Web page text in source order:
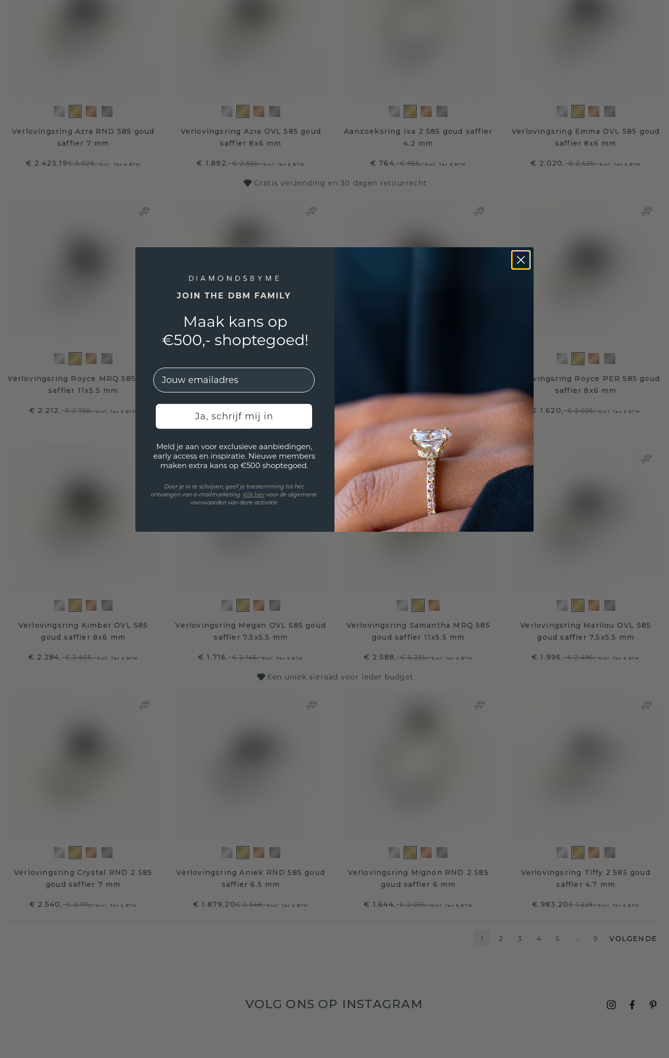
Verlovingsring Azra RND 585 goud
saffier 7 mm
€ 2.423,19€ 3.029,-Excl. Tax & BTW
Verlovingsring Azra OVL 585 goud
saffier 8x6 mm
€ 1.892,-€ 2.365,-Excl. Tax & BTW
Aanzoeksring Isa 2 585 goud saffier
4.2 mm
€ 764,-€ 955,-Excl. Tax & BTW
Verlovingsring Emma OVL 585 goud
saffier 8x6 mm
€ 2.020,-€ 2.525,-Excl. Tax & BTW
Gratis verzending en 30 dagen retourrecht
Verlovingsring Royce MRQ 585 goud
saffier 11x5.5 mm
€ 2.212,-€ 2.765,-Excl. Tax & BTW
Verlovingsring Emma RND 585 goud
saffier 6.5 mm
goud saffier 7,5x5,5 mm
Verlovingsring Royce PER 585 goud
saffier 8x6 mm
€ 1.620,-€ 2.025,-Excl. Tax & BTW
Gemaakt van duurzame en eerlijke materialen
Verlovingsring Kimber OVL 585
goud saffier 8x6 mm
€ 2.284,-€ 2.855,-Excl. Tax & BTW
Verlovingsring Megan OVL 585 goud
saffier 7,5x5,5 mm
€ 1.716,-€ 2.145,-Excl. Tax & BTW
Verlovingsring Samantha MRQ 585
goud saffier 11x5.5 mm
€ 2.588,-€ 3.235,-Excl. Tax & BTW
Verlovingsring Marilou OVL 585
goud saffier 7,5x5,5 mm
€ 1.996,-€ 2.495,-Excl. Tax & BTW
Een uniek sieraad voor ieder budget
Verlovingsring Crystal RND 2 585
goud saffier 7 mm
€ 2.540,-€ 3.175,-Excl. Tax & BTW
Verlovingsring Aniek RND 585 goud
saffier 6.5 mm
€ 1.879,20€ 2.349,-Excl. Tax & BTW
Verlovingsring Mignon RND 2 585
goud saffier 6 mm
€ 1.644,-€ 2.055,-Excl. Tax & BTW
Verlovingsring Tiffy 2 585 goud
saffier 4.7 mm
€ 983,20€ 1.229,-Excl. Tax & BTW
1 2 3 4 5 … 9 VOLGENDE
VOLG ONS OP INSTAGRAM
JOIN THE DBM FAMILY
Maak kans op
€500,- shoptegoed!
EMail
Ja, schrijf mij in
Meld je aan voor exclusieve aanbiedingen,
early access en inspiratie. Nieuwe members
maken extra kans op €500 shoptegoed.
Door je in te schrijven, geef je toestemming tot het
ontvangen van e-mailmarketing. Klik hiervoor de algemene
voorwaarden van deze activatie